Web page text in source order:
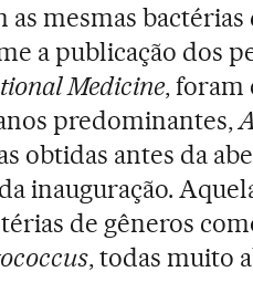
as mesmas
a publicação dos
Medicine, foram
predominantes,
obtidas antes da
inauguração.
de gêneros
, todas muito